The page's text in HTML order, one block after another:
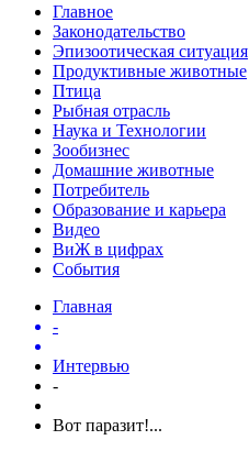
Главное
Законодательство
Эпизоотическая ситуация
Продуктивные животные
Птица
Рыбная отрасль
Наука и Технологии
Зообизнес
Домашние животные
Потребитель
Образование и карьера
Видео
ВиЖ в цифрах
События
Главная
-
Интервью
-
Вот паразит!...